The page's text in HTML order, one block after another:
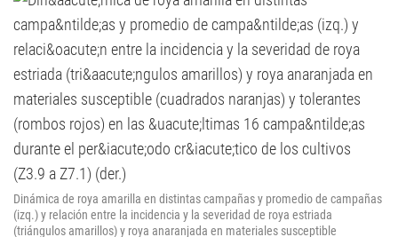
Dinámica de roya amarilla en distintas campañas y promedio de campañas
(izq.) y relación entre la incidencia y la severidad de roya estriada
(triángulos amarillos) y roya anaranjada en materiales susceptible